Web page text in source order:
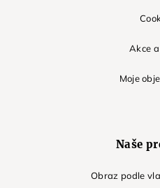
Akce
Moje
Naše
Obraz podle